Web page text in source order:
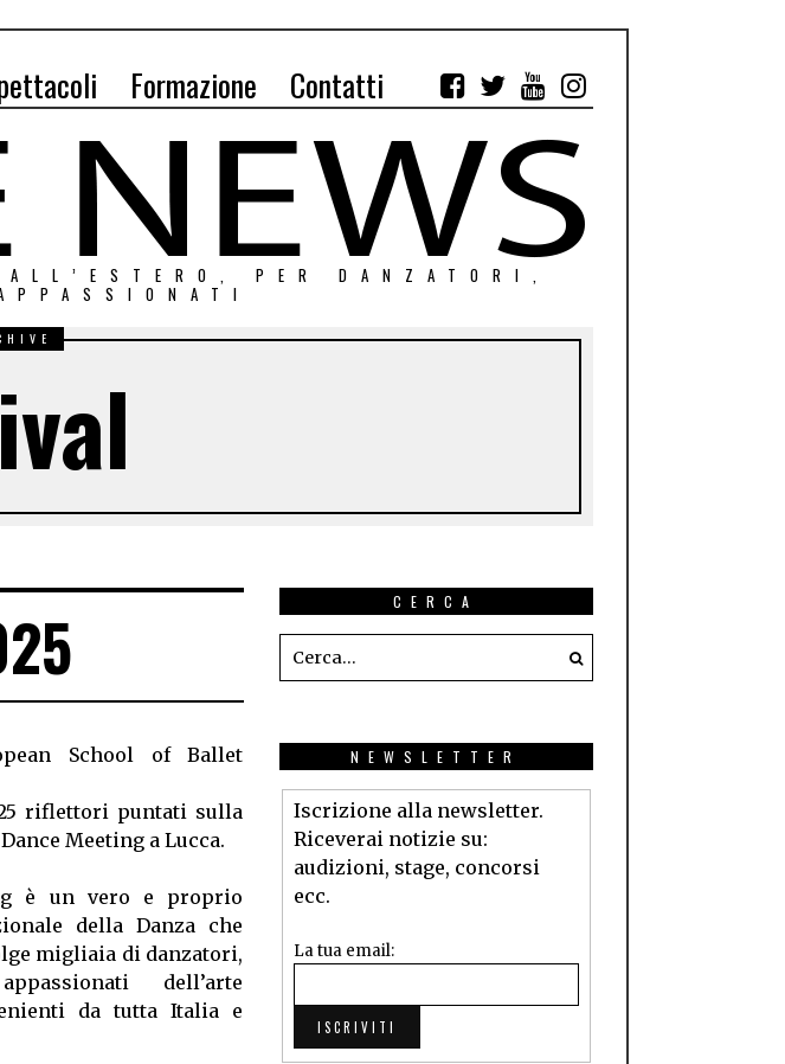
Formazione Contatti
PER DANZATORI,
School of Ballet
riflettori puntati sulla
Meeting a Lucca.
è un vero e proprio
della Danza che
migliaia di danzatori,
dell’arte
da tutta Italia e
CERCA
NEWSLETTER
Iscrizione alla newsletter.
Riceverai notizie su:
audizioni, stage, concorsi
ecc.
La tua email: